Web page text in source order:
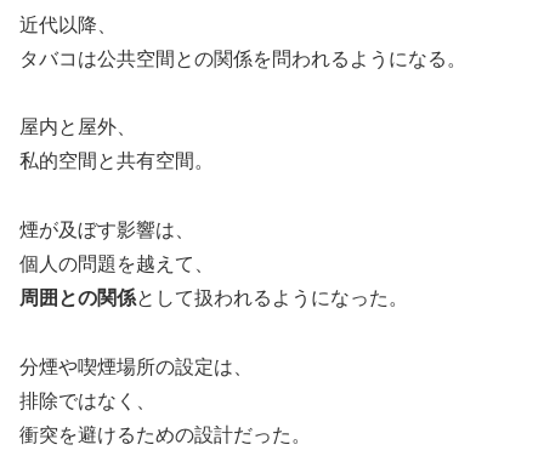
近代以降、
タバコは公共空間との関係を問われるようになる。
屋内と屋外、
私的空間と共有空間。
煙が及ぼす影響は、
個人の問題を越えて、
周囲との関係として扱われるようになった。
分煙や喫煙場所の設定は、
排除ではなく、
衝突を避けるための設計だった。